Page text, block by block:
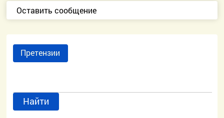
Оставить сообщение
Претензии
Найти